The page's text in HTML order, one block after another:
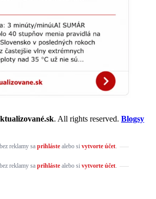
. All rights reserved. Blogsy
reklamy sa prihlástealebo si vytvorte účet.